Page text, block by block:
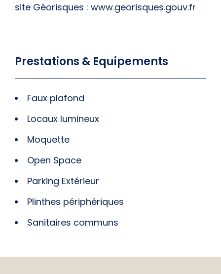
site Géorisques : www.georisques.gouv.fr
Prestations & Equipements
Faux plafond
Locaux lumineux
Moquette
Open Space
Parking Extérieur
Plinthes périphériques
Sanitaires communs